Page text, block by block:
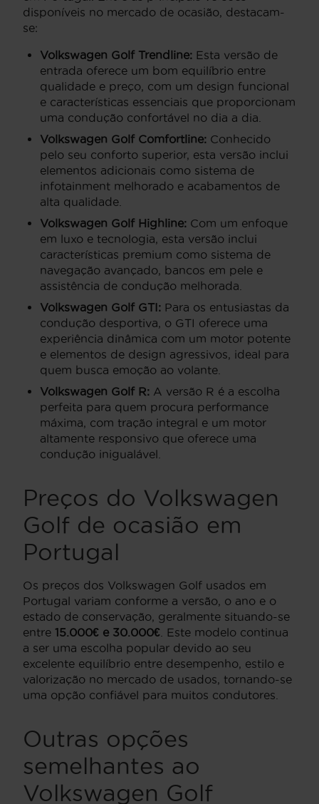
disponíveis no mercado de ocasião, destacam-
se:
Volkswagen Golf Trendline: Esta versão de
entrada oferece um bom equilíbrio entre
qualidade e preço, com um design funcional
e características essenciais que proporcionam
uma condução confortável no dia a dia.
Volkswagen Golf Comfortline: Conhecido
pelo seu conforto superior, esta versão inclui
elementos adicionais como sistema de
infotainment melhorado e acabamentos de
alta qualidade.
Volkswagen Golf Highline: Com um enfoque
em luxo e tecnologia, esta versão inclui
características premium como sistema de
navegação avançado, bancos em pele e
assistência de condução melhorada.
Volkswagen Golf GTI: Para os entusiastas da
condução desportiva, o GTI oferece uma
experiência dinâmica com um motor potente
e elementos de design agressivos, ideal para
quem busca emoção ao volante.
Volkswagen Golf R: A versão R é a escolha
perfeita para quem procura performance
máxima, com tração integral e um motor
altamente responsivo que oferece uma
condução inigualável.
Preços do Volkswagen
Golf de ocasião em
Portugal
Os preços dos Volkswagen Golf usados em
Portugal variam conforme a versão, o ano e o
estado de conservação, geralmente situando-se
entre 15.000€ e 30.000€ . Este modelo continua
a ser uma escolha popular devido ao seu
excelente equilíbrio entre desempenho, estilo e
valorização no mercado de usados, tornando-se
uma opção confiável para muitos condutores.
Outras opções
semelhantes ao
Volkswagen Golf